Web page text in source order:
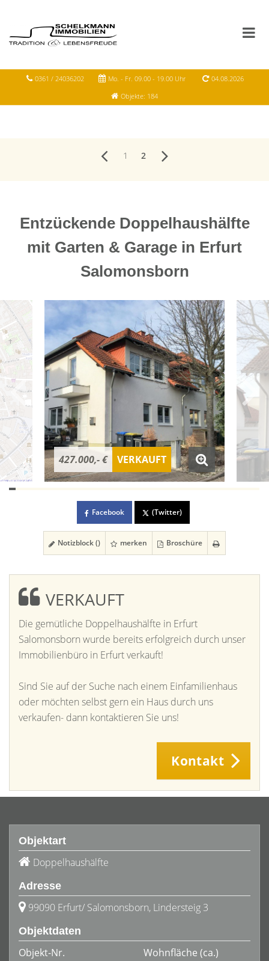
0361 / 24036202 Mo. - Fr. 09.00 - 19.00 Uhr
04.08.2026
Objekte: 184
1 2
Entzückende Doppelhaushälfte
mit Garten & Garage in Erfurt
Salomonsborn
427.000,- € VERKAUFT
Facebook (Twitter)
Notizblock () merken Broschüre
VERKAUFT
Die gemütliche Doppelhaushälfte in Erfurt
Salomonsborn wurde bereits erfolgreich durch unser
Immobilienbüro in Erfurt verkauft!
Sind Sie auf der Suche nach einem Einfamilienhaus
oder möchten selbst gern ein Haus durch uns
verkaufen- dann kontaktieren Sie uns!
Kontakt
Objektart
Doppelhaushälfte
Adresse
99090 Erfurt/ Salomonsborn, Lindersteig 3
Objektdaten
Objekt-Nr.
Wohnfläche (ca.)